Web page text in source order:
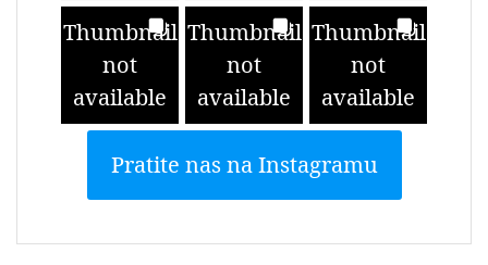
Thumbnail
not
available
Thumbnail
not
available
Thumbnail
not
available
Pratite nas na Instagramu